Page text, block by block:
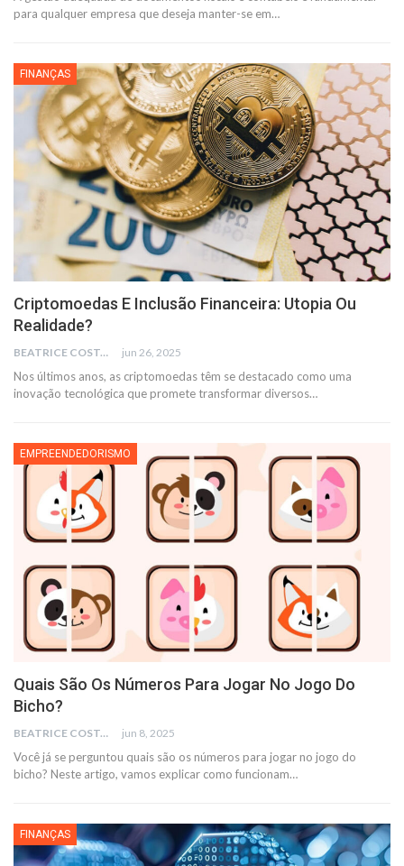
para qualquer empresa que deseja manter-se em…
FINANÇAS
Criptomoedas E Inclusão Financeira: Utopia Ou
Realidade?
BEATRICE COSTA jun 26, 2025
Nos últimos anos, as criptomoedas têm se destacado como uma
inovação tecnológica que promete transformar diversos…
EMPREENDEDORISMO
Quais São Os Números Para Jogar No Jogo Do
Bicho?
BEATRICE COSTA jun 8, 2025
Você já se perguntou quais são os números para jogar no jogo do
bicho? Neste artigo, vamos explicar como funcionam…
FINANÇAS